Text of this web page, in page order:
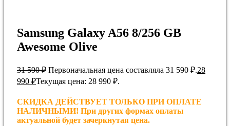
Samsung Galaxy A56 8/256 GB
Awesome Olive
31 590₽ Первоначальная цена составляла 31 590 ₽.28
990 ₽Текущая цена: 28 990 ₽.
СКИДКА ДЕЙСТВУЕТ ТОЛЬКО ПРИ ОПЛАТЕ
НАЛИЧНЫМИ! При других формах оплаты
актуальной будет зачеркнутая цена.